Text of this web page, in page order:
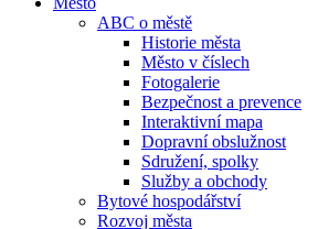
ABC o městě
Historie města
Město v číslech
Fotogalerie
Bezpečnost a prevence
Interaktivní mapa
Dopravní obslužnost
Sdružení, spolky
Služby a obchody
Bytové hospodářství
Rozvoj města